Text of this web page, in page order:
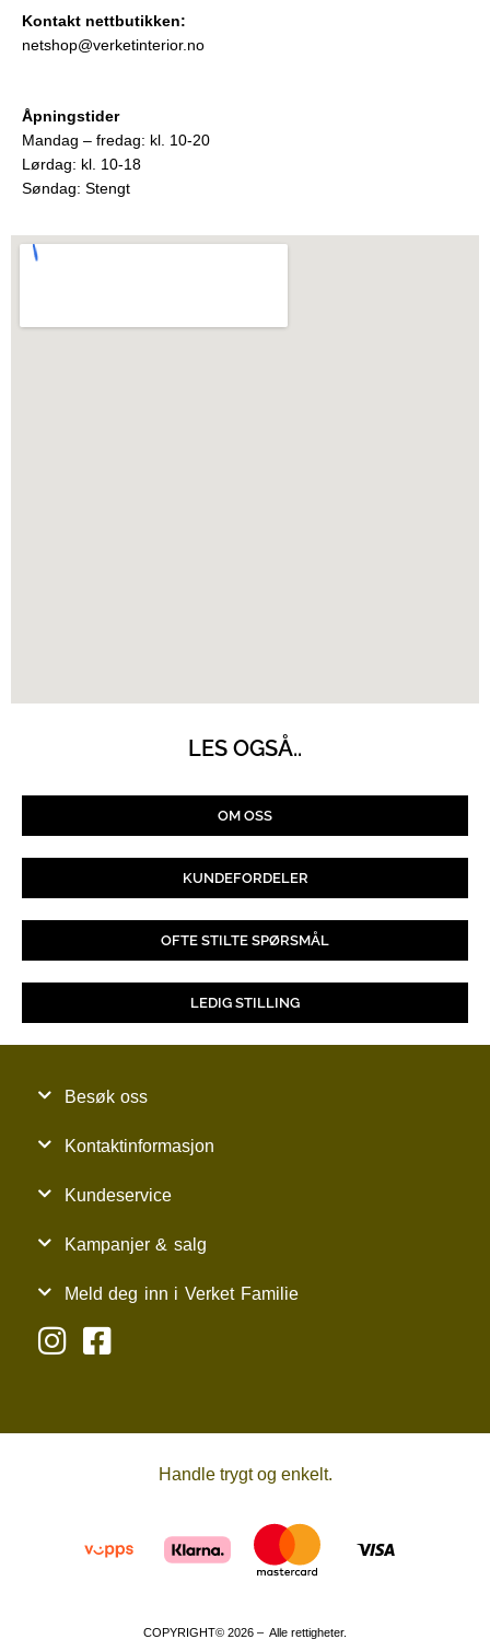
Kontakt nettbutikken:
netshop@verketinterior.no
Åpningstider
Mandag – fredag: kl. 10-20
Lørdag: kl. 10-18
Søndag: Stengt
LES OGSÅ..
OM OSS
KUNDEFORDELER
OFTE STILTE SPØRSMÅL
LEDIG STILLING
Besøk oss
Kontaktinformasjon
Kundeservice
Kampanjer & salg
Meld deg inn i Verket Familie
Handle trygt og enkelt.
COPYRIGHT© 2026 – Alle rettigheter.